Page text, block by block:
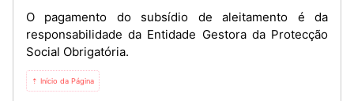
O pagamento do subsídio de aleitamento é da
responsabilidade da Entidade Gestora da Protecção
Social Obrigatória.
⇡ Início da Página